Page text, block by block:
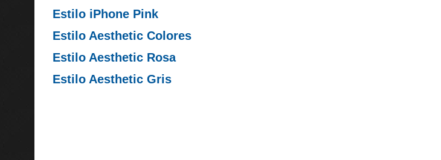
Estilo iPhone Pink
Estilo Aesthetic Colores
Estilo Aesthetic Rosa
Estilo Aesthetic Gris